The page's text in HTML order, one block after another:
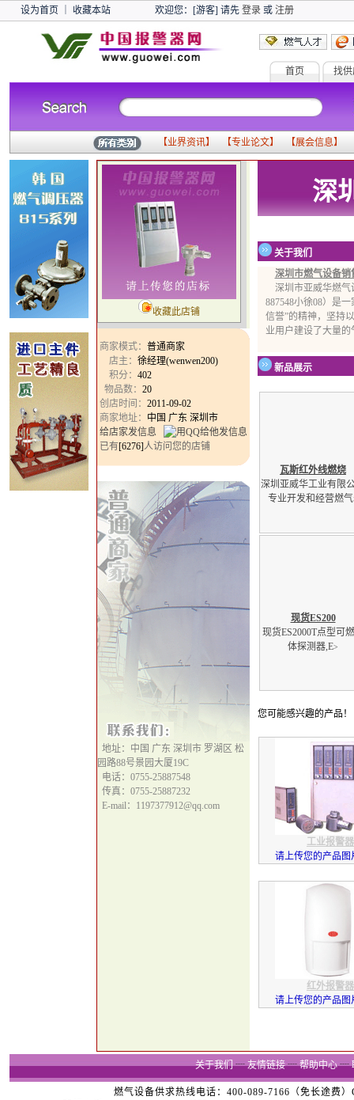
设为首页 收藏本站 欢迎您：[游客] 请先 登录或 注册
首页 找供
【业界资讯】 【专业论文】 【展会信息】
收藏此店铺
商家模式： 普通商家
店主： 徐经理(wenwen200)
积分： 402
物品数： 20
创店时间： 2011-09-02
商家地址：
中国 广东 深圳市
给店家发信息
已有[6276]人访问您的店铺
地址：中国 广东 深圳市 罗湖区 松
园路88号景园大厦19C
电话：0755-25887548
传真：0755-25887232
E-mail：1197377912@qq.com
深
关于我们
深圳市燃气设备销
深圳市亚威华燃气
887548小徐08）是
信誉”的精神，坚持
业用户建设了大量
新品展示
瓦斯红外线燃烧
深圳亚威华工业有限
专业开发和经营燃气
现货ES200
现货ES2000T点型可
体探测器,E>
您可能感兴趣的产品！
工业报警器
请上传您的产品图
红外报警器
请上传您的产品图
关于我们┈友情链接┈帮助中心┈
燃气设备供求热线电话：400-089-7166（免长途费